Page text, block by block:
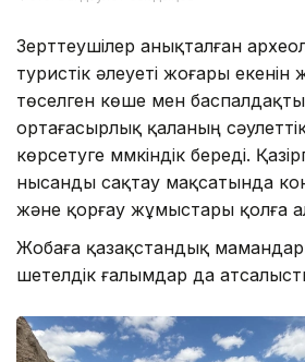
Зерттеушілер анықталған
туристік әлеуеті жоғары екенін
төселген көше мен
ортағасырлық қаланың
көрсетуге мүмкіндік береді.
нысанды сақтау мақсатында
және қорғау жұмыстары қолға
Жобаға қазақстандық
шетелдік ғалымдар да